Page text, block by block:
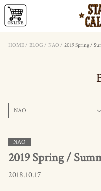
HOME/ BLOG / NAO/ 2019 Spring /
NAO
NAO
2019 Spring /
2018.10.17